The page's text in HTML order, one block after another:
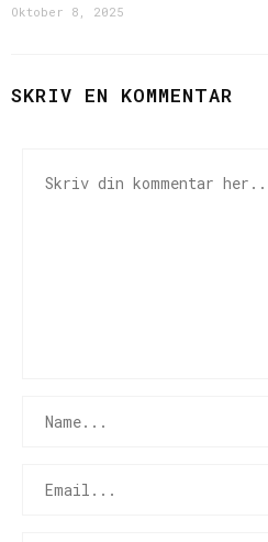
Oktober 8, 2025
SKRIV EN KOMMENTAR